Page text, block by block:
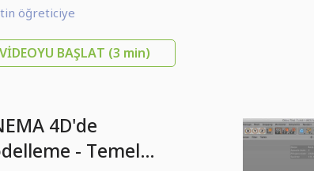
öğreticiye
VIDEOYU BAŞLAT (3 min)
4D'de
- Temel